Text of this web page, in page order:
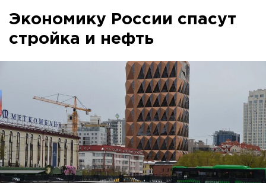
Экономику России спасут
стройка и нефть